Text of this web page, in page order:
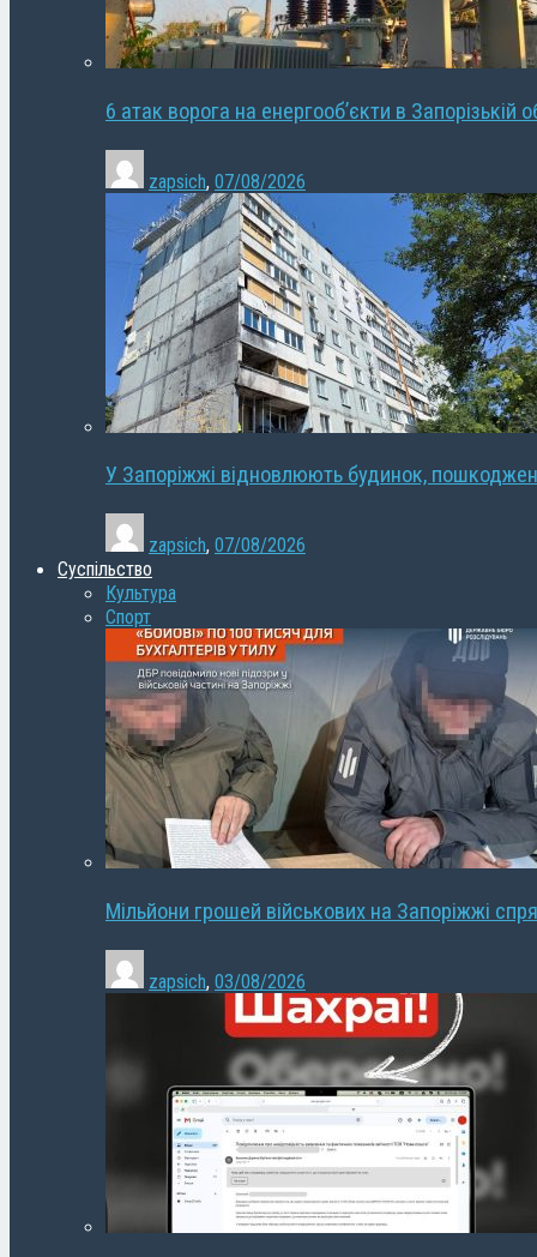
6 атак ворога на енергооб’єкти в Запорізькій
zapsich, 07/08/2026
У Запоріжжі відновлюють будинок,
zapsich, 07/08/2026
Суспільство
Культура
Спорт
Мільйони грошей військових на Запоріжжі
zapsich, 03/08/2026